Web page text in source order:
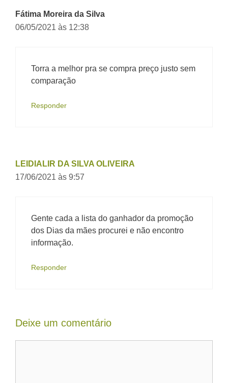
Fátima Moreira da Silva
06/05/2021 às 12:38
Torra a melhor pra se compra preço justo sem
comparação
Responder
LEIDIALIR DA SILVA OLIVEIRA
17/06/2021 às 9:57
Gente cada a lista do ganhador da promoção
dos Dias da mães procurei e não encontro
informação.
Responder
Deixe um comentário